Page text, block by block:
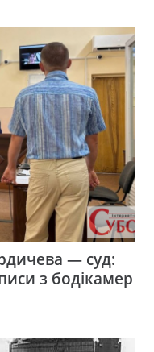
— суд:
з бодікамер